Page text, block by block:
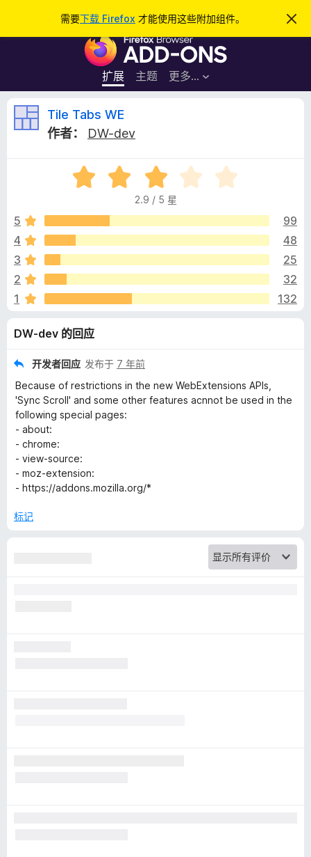
需要下载 Firefox 才能使用这些附加组件。
忽
此
F
r
e
览
器
附
加
件
扩展 主题 更多…
登录
T
e
T
a
b
s
W
E
的
评
Tile Tabs WE
作者：
DW-dev
评
分
.
/
2.9 / 5 星
5
99
4
48
3
25
2
32
1
132
DW-dev 的回应
开发者回应 发布于 7 年前
Because of restrictions in the new WebExtensions APIs,
'Sync Scroll' and some other features acnnot be used in the
following special pages:
- about:
- chrome:
- view-source:
- moz-extension:
- https://addons.mozilla.org/*
标记